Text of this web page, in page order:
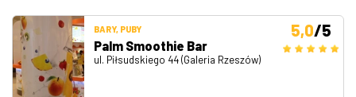
BARY, PUBY
Palm Smoothie Bar
ul. Piłsudskiego 44 (Galeria Rzeszów)
5,0/5